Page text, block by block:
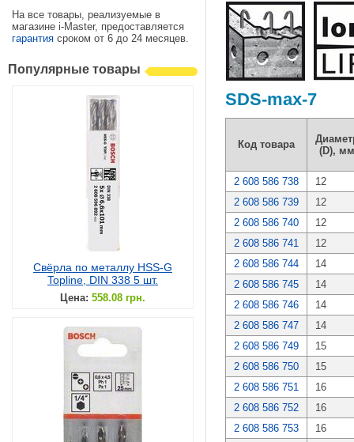
На все товары, реализуемые в
магазине i-Master, предоставляется
гарантия сроком от 6 до 24 месяцев.
Популярные товары
Свёрла по металлу HSS-G
Topline, DIN 338 5 шт.
Цена: 558.08 грн.
SDS-max-7
Код товара
(D), мм
2 608 586 738
12
2 608 586 739
12
2 608 586 740
12
2 608 586 741
12
2 608 586 744
14
2 608 586 745
14
2 608 586 746
14
2 608 586 747
14
2 608 586 749
15
2 608 586 750
15
2 608 586 751
16
2 608 586 752
16
2 608 586 753
16